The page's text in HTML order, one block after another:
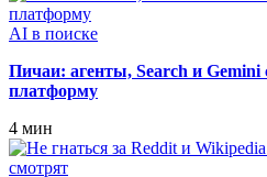
AI в поиске
Пичаи: агенты, Search и
платформу
4 мин